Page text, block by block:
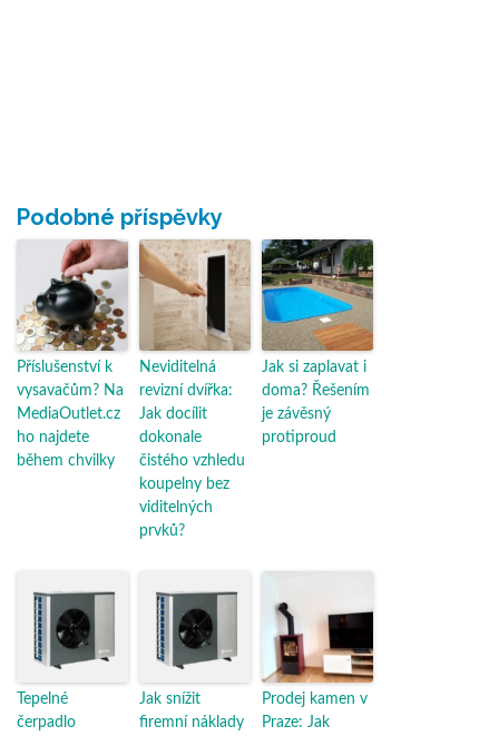
Podobné příspěvky
Příslušenství k
vysavačům? Na
MediaOutlet.cz
ho najdete
během chvilky
Neviditelná
revizní dvířka:
Jak docílit
dokonale
čistého vzhledu
koupelny bez
viditelných
prvků?
Jak si zaplavat i
doma? Řešením
je závěsný
protiproud
Tepelné
čerpadlo
Jak snížit
firemní náklady
Prodej kamen v
Praze: Jak